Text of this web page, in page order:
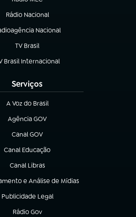
(abre em nova aba)
Rádio Nacional
Nacional
em nova aba)
TV Brasil
(abre em nova aba)
Brasil Internacional
em nova aba)
Serviços
A Voz do Brasil
(abre em nova aba)
Agência GOV
(abre em nova aba)
Canal GOV
(abre em nova aba)
Canal Educação
(abre em nova aba)
Canal Libras
(abre em nova aba)
e Análise de Mídias
nova aba)
Publicidade Legal
(abre em nova aba)
Rádio Gov
(abre em nova aba)